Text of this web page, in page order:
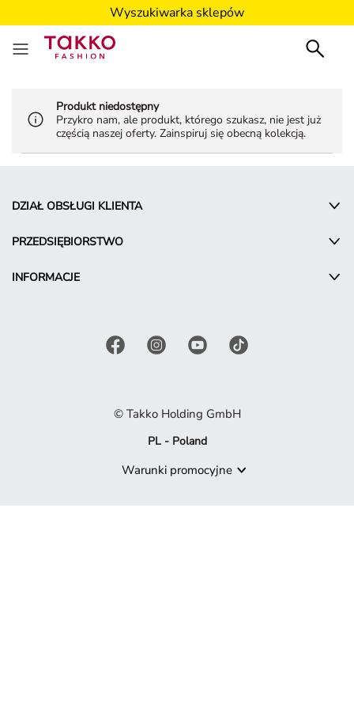
Wyszukiwarka sklepów
Produkt niedostępny
Przykro nam, ale produkt, którego szukasz, nie jest już
częścią naszej oferty. Zainspiruj się obecną kolekcją.
DZIAŁ OBSŁUGI KLIENTA
PRZEDSIĘBIORSTWO
INFORMACJE
© Takko Holding GmbH
PL - Poland
Warunki promocyjne